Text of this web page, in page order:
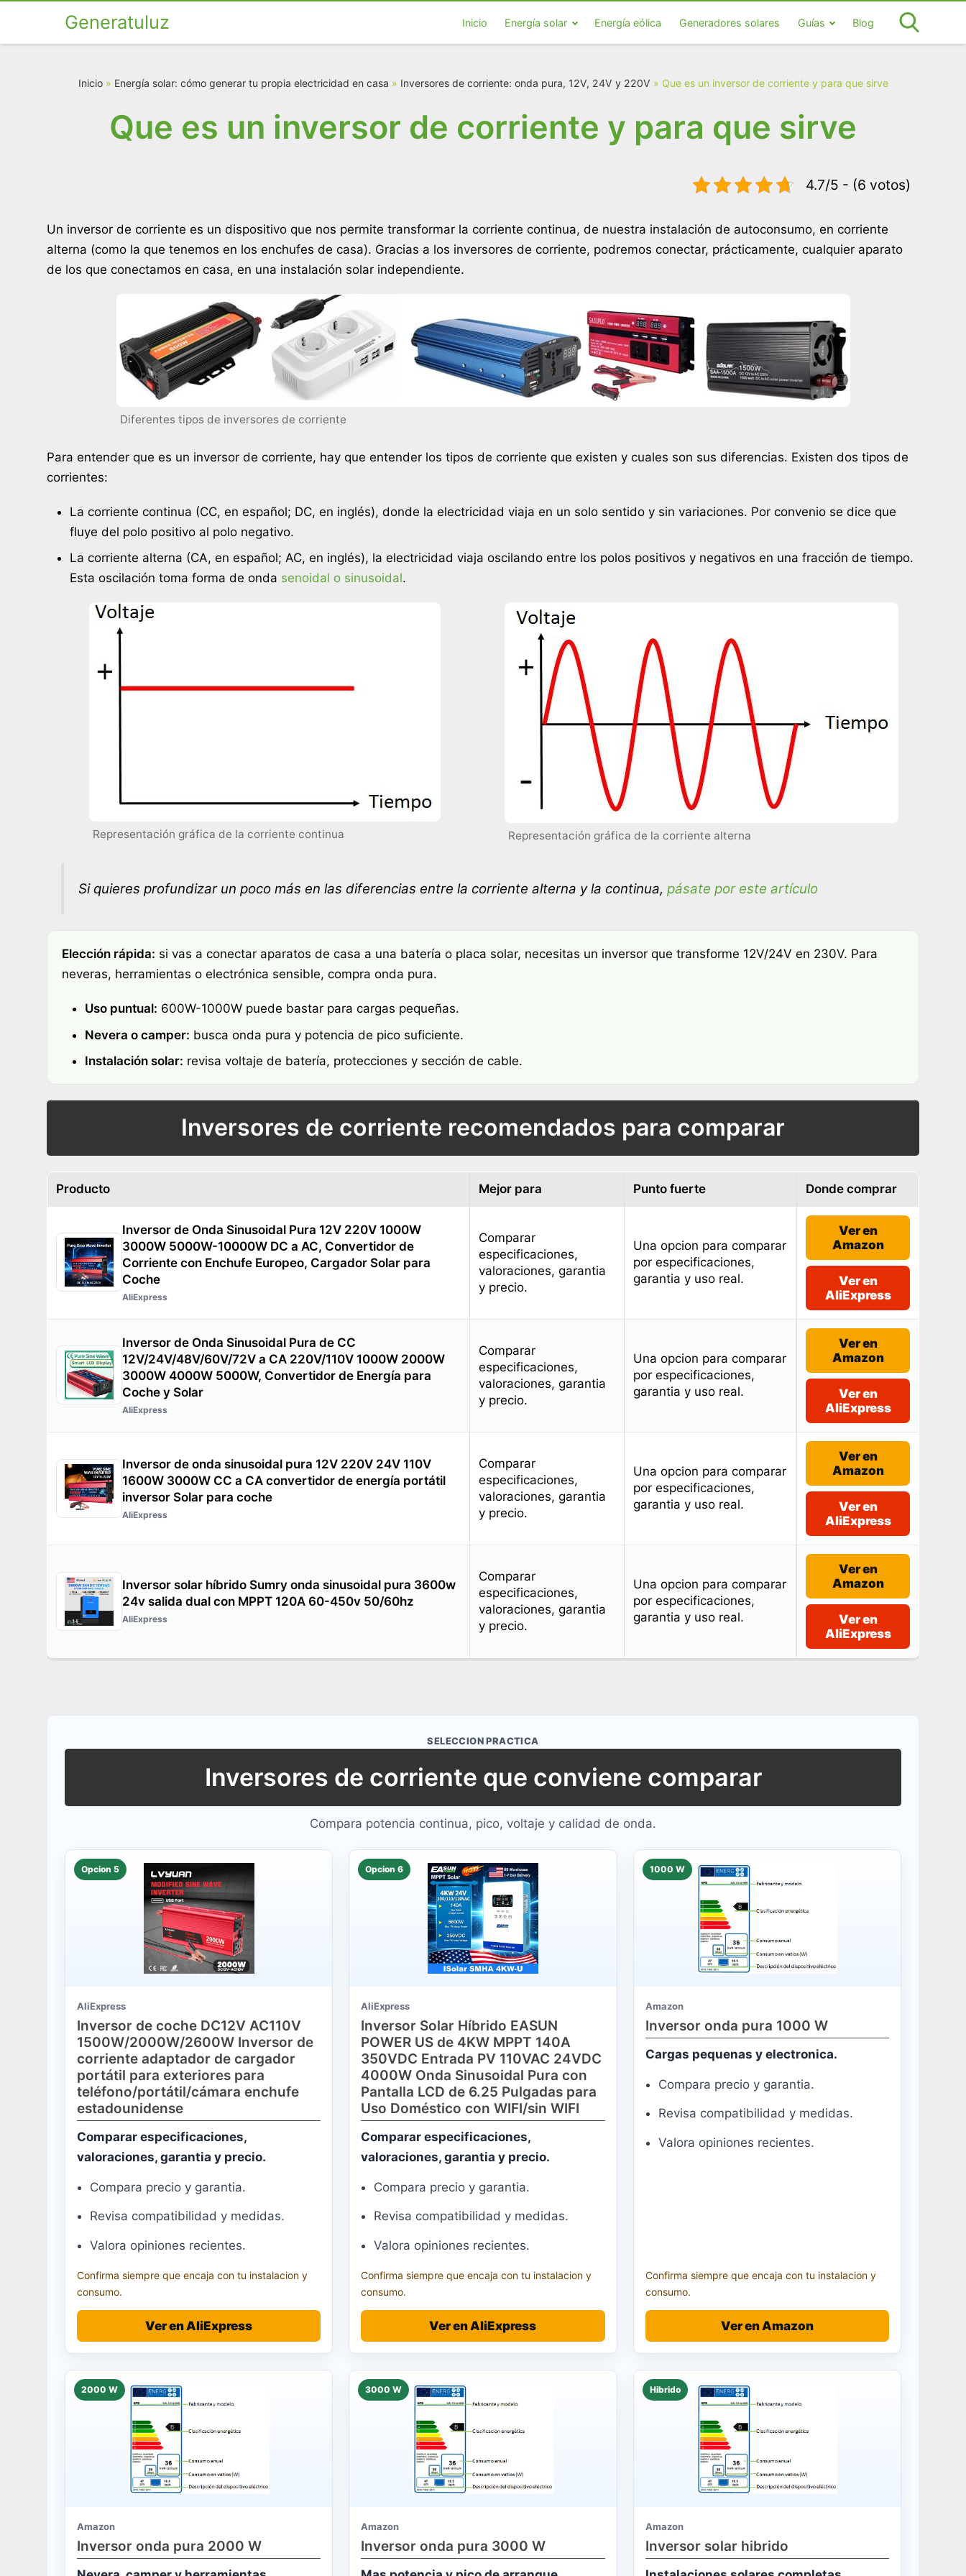
Generatuluz Inicio Energía solar Energía eólica Generadores solares Guías Blog
Inicio» Energía solar: cómo generar tu propia electricidad en casa » Inversores de corriente: onda pura, 12V, 24V y 220V » Que es un inversor de corriente y para que sirve
Que es un inversor de corriente y para que sirve
4.7/5 - (6 votos)
Un inversor de corriente es un dispositivo que nos permite transformar la corriente continua, de nuestra instalación de autoconsumo, en corriente
alterna (como la que tenemos en los enchufes de casa). Gracias a los inversores de corriente, podremos conectar, prácticamente, cualquier aparato
de los que conectamos en casa, en una instalación solar independiente.
Diferentes tipos de inversores de corriente
Para entender que es un inversor de corriente, hay que entender los tipos de corriente que existen y cuales son sus diferencias. Existen dos tipos de
corrientes:
La corriente continua (CC, en español; DC, en inglés), donde la electricidad viaja en un solo sentido y sin variaciones. Por convenio se dice que
fluye del polo positivo al polo negativo.
La corriente alterna (CA, en español; AC, en inglés), la electricidad viaja oscilando entre los polos positivos y negativos en una fracción de tiempo.
Esta oscilación toma forma de onda senoidal o sinusoidal.
Representación gráfica de la corriente continua Representación gráfica de la corriente alterna
​Si quieres profundizar un poco más en las diferencias entre la corriente alterna y la continua, pásate por este artículo
Elección rápida: si vas a conectar aparatos de casa a una batería o placa solar, necesitas un inversor que transforme 12V/24V en 230V. Para
neveras, herramientas o electrónica sensible, compra onda pura.
Uso puntual: 600W-1000W puede bastar para cargas pequeñas.
Nevera o camper: busca onda pura y potencia de pico suficiente.
Instalación solar: revisa voltaje de batería, protecciones y sección de cable.
Inversores de corriente recomendados para comparar
Producto Mejor para Punto fuerte Donde comprar
Inversor de Onda Sinusoidal Pura 12V 220V 1000W
3000W 5000W-10000W DC a AC, Convertidor de
Corriente con Enchufe Europeo, Cargador Solar para
Coche
AliExpress
Comparar
especificaciones,
valoraciones, garantia
y precio.
Una opcion para comparar
por especificaciones,
garantia y uso real.
Ver en
Amazon
Ver en
AliExpress
Inversor de Onda Sinusoidal Pura de CC
12V/24V/48V/60V/72V a CA 220V/110V 1000W 2000W
3000W 4000W 5000W, Convertidor de Energía para
Coche y Solar
AliExpress
Comparar
especificaciones,
valoraciones, garantia
y precio.
Una opcion para comparar
por especificaciones,
garantia y uso real.
Ver en
Amazon
Ver en
AliExpress
Inversor de onda sinusoidal pura 12V 220V 24V 110V
1600W 3000W CC a CA convertidor de energía portátil
inversor Solar para coche
AliExpress
Comparar
especificaciones,
valoraciones, garantia
y precio.
Una opcion para comparar
por especificaciones,
garantia y uso real.
Ver en
Amazon
Ver en
AliExpress
Inversor solar híbrido Sumry onda sinusoidal pura 3600w
24v salida dual con MPPT 120A 60-450v 50/60hz
AliExpress
Comparar
especificaciones,
valoraciones, garantia
y precio.
Una opcion para comparar
por especificaciones,
garantia y uso real.
Ver en
Amazon
Ver en
AliExpress
SELECCION PRACTICA
Inversores de corriente que conviene comparar
Compara potencia continua, pico, voltaje y calidad de onda.
Opcion 5
AliExpress
Inversor de coche DC12V AC110V
1500W/2000W/2600W Inversor de
corriente adaptador de cargador
portátil para exteriores para
teléfono/portátil/cámara enchufe
estadounidense
Comparar especificaciones,
valoraciones, garantia y precio.
Compara precio y garantia.
Revisa compatibilidad y medidas.
Valora opiniones recientes.
Confirma siempre que encaja con tu instalacion y
consumo.
Ver en AliExpress
Opcion 6
AliExpress
Inversor Solar Híbrido EASUN
POWER US de 4KW MPPT 140A
350VDC Entrada PV 110VAC 24VDC
4000W Onda Sinusoidal Pura con
Pantalla LCD de 6.25 Pulgadas para
Uso Doméstico con WIFI/sin WIFI
Comparar especificaciones,
valoraciones, garantia y precio.
Compara precio y garantia.
Revisa compatibilidad y medidas.
Valora opiniones recientes.
Confirma siempre que encaja con tu instalacion y
consumo.
Ver en AliExpress
1000 W
Amazon
Inversor onda pura 1000 W
Cargas pequenas y electronica.
Compara precio y garantia.
Revisa compatibilidad y medidas.
Valora opiniones recientes.
Confirma siempre que encaja con tu instalacion y
consumo.
Ver en Amazon
2000 W
Amazon
Inversor onda pura 2000 W
3000 W
Amazon
Inversor onda pura 3000 W
Hibrido
Amazon
Inversor solar hibrido